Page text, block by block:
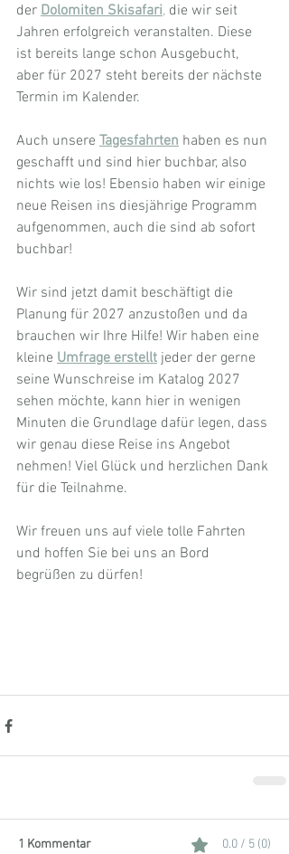
der Dolomiten Skisafari, die wir seit
Jahren erfolgreich veranstalten. Diese
ist bereits lange schon Ausgebucht,
aber für 2027 steht bereits der nächste
Termin im Kalender.
Auch unsere Tagesfahrten haben es nun
geschafft und sind hier buchbar, also
nichts wie los! Ebensio haben wir einige
neue Reisen ins diesjährige Programm
aufgenommen, auch die sind ab sofort
buchbar!
Wir sind jetzt damit beschäftigt die
Planung für 2027 anzustoßen und da
brauchen wir Ihre Hilfe! Wir haben eine
kleine Umfrage erstellt jeder der gerne
seine Wunschreise im Katalog 2027
sehen möchte, kann hier in wenigen
Minuten die Grundlage dafür legen, dass
wir genau diese Reise ins Angebot
nehmen! Viel Glück und herzlichen Dank
für die Teilnahme.
Wir freuen uns auf viele tolle Fahrten
und hoffen Sie bei uns an Bord
begrüßen zu dürfen!
1 Kommentar 0.0 / 5 (0)